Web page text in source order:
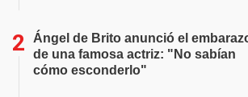
Ángel de Brito anunció el
de una famosa actriz: "No sabían
cómo esconderlo"